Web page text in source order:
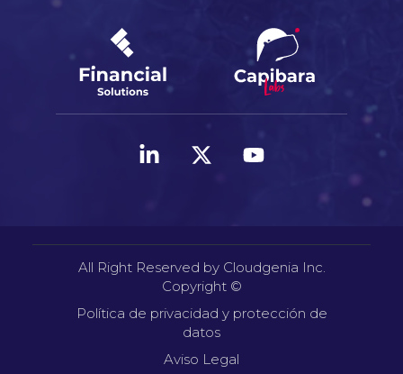
All Right Reserved by Cloudgenia Inc.
Copyright ©
Política de privacidad y protección de
datos
Aviso Legal